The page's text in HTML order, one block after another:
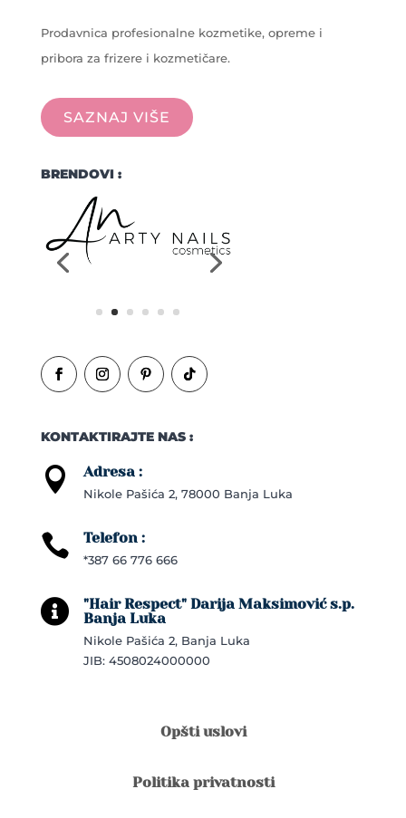
Prodavnica profesionalne kozmetike, opreme i
pribora za frizere i kozmetičare.
SAZNAJ VIŠE
BRENDOVI :
KONTAKTIRAJTE NAS :
 Adresa :
Nikole Pašića 2, 78000 Banja Luka
 Telefon :
*387 66 776 666

"Hair Respect" Darija Maksimović s.p.
Banja Luka
Nikole Pašića 2, Banja Luka
JIB: 4508024000000
Opšti uslovi
Politika privatnosti